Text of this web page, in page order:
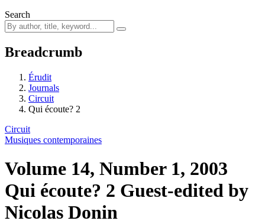
Search
Breadcrumb
Érudit
Journals
Circuit
Qui écoute? 2
Circuit
Musiques contemporaines
Volume 14, Number 1, 2003
Qui écoute? 2 Guest-edited by
Nicolas Donin